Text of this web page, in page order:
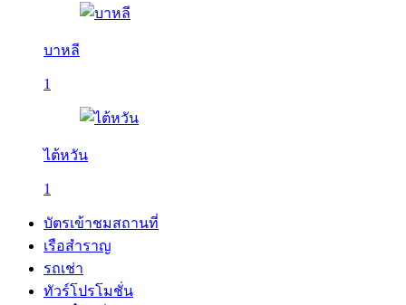
บาหลี
1
ไต้หวัน
1
บัตรเข้าชมสถานที่
เรือสำราญ
รถเช่า
ทัวร์โปรโมชั่น